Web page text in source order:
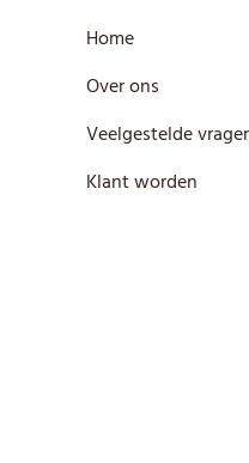
Home
Over ons
Veelgestelde
Klant worden